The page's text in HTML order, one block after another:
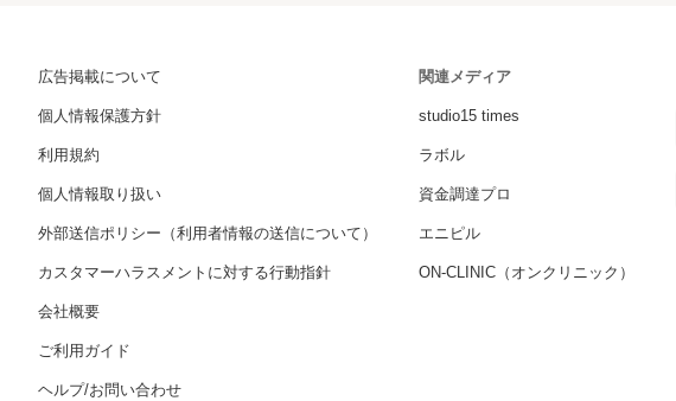
広告掲載について
個人情報保護方針
利用規約
個人情報取り扱い
外部送信ポリシー（利用者情報の送信について）
カスタマーハラスメントに対する行動指針
会社概要
ご利用ガイド
ヘルプ/お問い合わせ
関連メディア
studio15 times
ラボル
資金調達プロ
エニピル
ON-CLINIC（オンクリニック）